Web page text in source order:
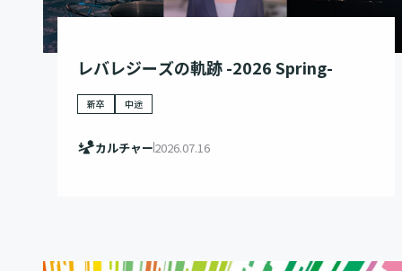
レバレジーズの軌跡 -2026 Spring-
新卒 中途
カルチャー2026.07.16